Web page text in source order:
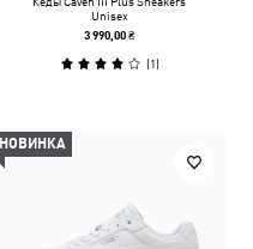
Unisex
3 990,00 ₴
(1)
НОВИНКА